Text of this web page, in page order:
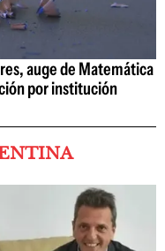
auge de Matemática
por institución